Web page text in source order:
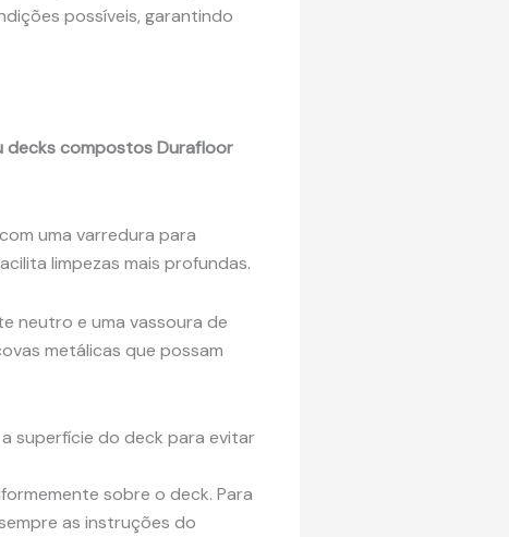
possíveis, garantindo
decks compostos Durafloor
uma varredura para
limpezas mais profundas.
neutro e uma vassoura de
metálicas que possam
superfície do deck para evitar
sobre o deck. Para
as instruções do